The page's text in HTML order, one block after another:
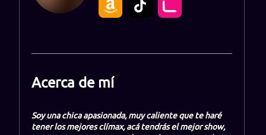
Acerca de mí
Soy una chica apasionada, muy caliente que te haré
tener los mejores clímax, acá tendrás el mejor show,